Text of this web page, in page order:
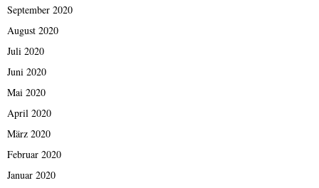
September 2020
August 2020
Juli 2020
Juni 2020
Mai 2020
April 2020
März 2020
Februar 2020
Januar 2020